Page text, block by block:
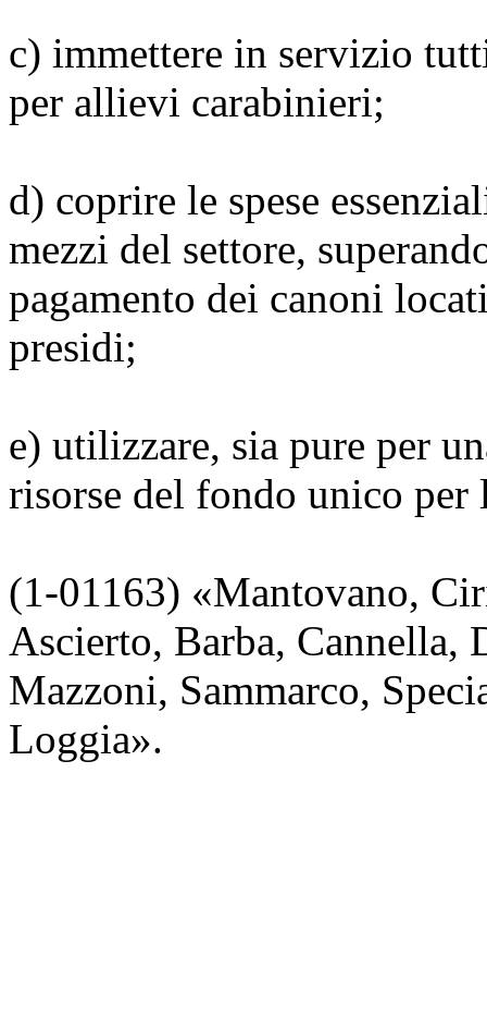
c) immettere in servizio
per allievi carabinieri;
d) coprire le spese
mezzi del settore,
pagamento dei canoni
presidi;
e) utilizzare, sia pure per
risorse del fondo unico per
(1-01163) «Mantovano,
Ascierto, Barba, Cannella,
Mazzoni, Sammarco,
Loggia».